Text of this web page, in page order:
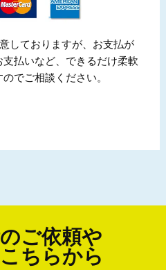
しておりますが、お支払が
払いなど、できるだけ柔軟
でご相談ください。
ご依頼や
ちらから